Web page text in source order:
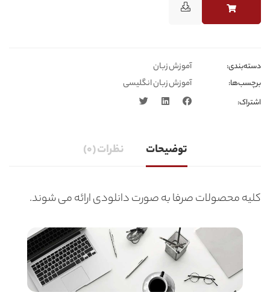
دسته‌بندی‎‌‌: آموزش زبان
برچسب‌ها: آموزش زبان انگلیسی
اشتراک:
توضیحات نظرات (0)
کلیه محصولات صرفا به صورت دانلودی ارائه می شوند.